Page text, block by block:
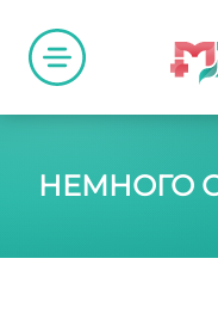
НЕМНОГО